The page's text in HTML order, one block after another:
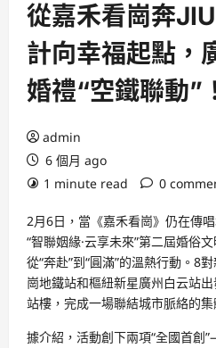
從嘉禾看崗奔
計向幸福起點，
婚禮“空鐵聯動”
admin
6 個月 ago
1 minute read
0
2月6日，當《嘉禾看崗》仍在傳
“智聯姻緣·云享未來”第二屆婚俗
從“奔赴”到“圓滿”的溫熱行動。8
崗地鐵站和樞紐新星廣州白云站
站樓，完成一場聯結城市脈絡的集
據介紹，活動創下兩項“全國首